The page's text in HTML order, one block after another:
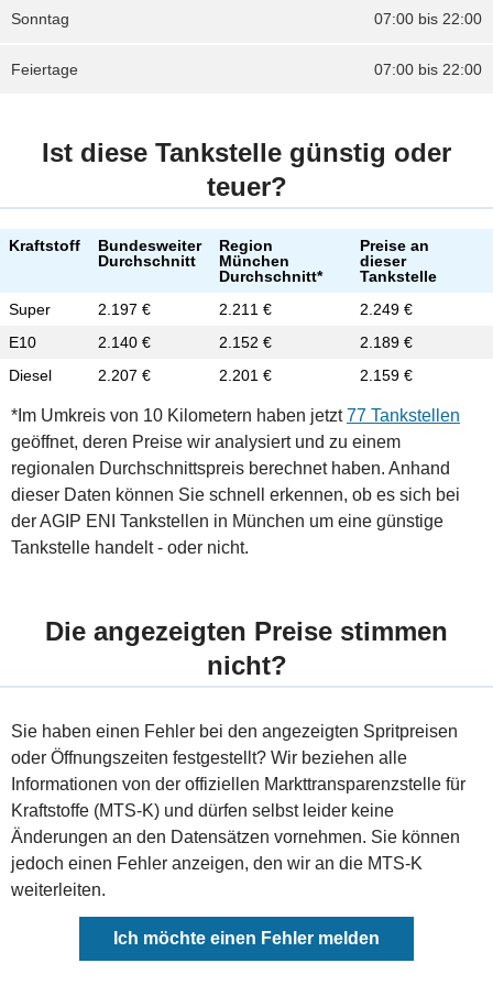
07:00 bis 22:00
Sonntag
07:00 bis 22:00
Feiertage
Ist diese Tankstelle günstig oder
teuer?
Kraftstoff
Bundesweiter
Durchschnitt
Region
München
Durchschnitt*
Preise an
dieser
Tankstelle
Super
2.197 € 2.211 €
2.249 €
E10
2.140 € 2.152 €
2.189 €
Diesel
2.207 € 2.201 € 2.159 €
*Im Umkreis von 10 Kilometern haben jetzt77 Tankstellen
geöffnet, deren Preise wir analysiert und zu einem
regionalen Durchschnittspreis berechnet haben. Anhand
dieser Daten können Sie schnell erkennen, ob es sich bei
der AGIP ENI Tankstellen in München um eine günstige
Tankstelle handelt - oder nicht.
Die angezeigten Preise stimmen
nicht?
Sie haben einen Fehler bei den angezeigten Spritpreisen
oder Öffnungszeiten festgestellt? Wir beziehen alle
Informationen von der offiziellen Markttransparenzstelle für
Kraftstoffe (MTS-K) und dürfen selbst leider keine
Änderungen an den Datensätzen vornehmen. Sie können
jedoch einen Fehler anzeigen, den wir an die MTS-K
weiterleiten.
Ich möchte einen Fehler melden